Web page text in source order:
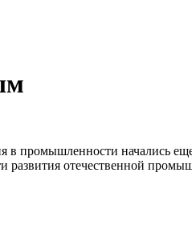
промышленности начались еще
отечественной